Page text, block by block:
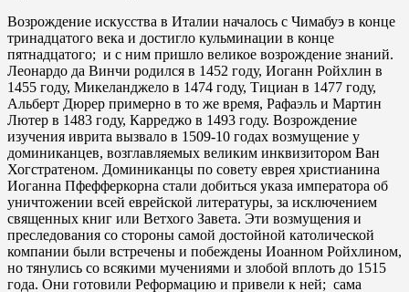
Возрождение искусства в Италии началось с Чимабуэ в конце
тринадцатого века и достигло кульминации в конце
пятнадцатого; и с ним пришло великое возрождение знаний.
Леонардо да Винчи родился в 1452 году, Иоганн Ройхлин в
1455 году, Микеланджело в 1474 году, Тициан в 1477 году,
Альберт Дюрер примерно в то же время, Рафаэль и Мартин
Лютер в 1483 году, Карреджо в 1493 году. Возрождение
изучения иврита вызвало в 1509-10 годах возмущение у
доминиканцев, возглавляемых великим инквизитором Ван
Хогстратеном. Доминиканцы по совету еврея христианина
Иоганна Пфефферкорна стали добиться указа императора об
уничтожении всей еврейской литературы, за исключением
священных книг или Ветхого Завета. Эти возмущения и
преследования со стороны самой достойной католической
компании были встречены и побеждены Иоанном Ройхлином,
но тянулись со всякими мучениями и злобой вплоть до 1515
года. Они готовили Реформацию и привели к ней; сама